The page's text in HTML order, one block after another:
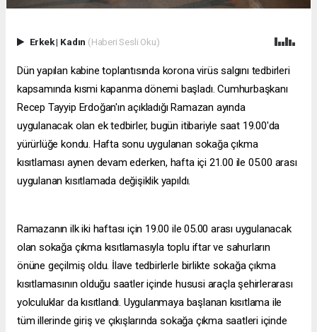
Erkek| Kadın (Haberi Sesli Oku)
Dün yapılan kabine toplantısında korona virüs salgını tedbirleri
kapsamında kısmi kapanma dönemi başladı. Cumhurbaşkanı
Recep Tayyip Erdoğan'ın açıkladığı Ramazan ayında
uygulanacak olan ek tedbirler, bugün itibariyle saat 19.00'da
yürürlüğe kondu. Hafta sonu uygulanan sokağa çıkma
kısıtlaması aynen devam ederken, hafta içi 21.00 ile 05.00 arası
uygulanan kısıtlamada değişiklik yapıldı.
Ramazanın ilk iki haftası için 19.00 ile 05.00 arası uygulanacak
olan sokağa çıkma kısıtlamasıyla toplu iftar ve sahurların
önüne geçilmiş oldu. İlave tedbirlerle birlikte sokağa çıkma
kısıtlamasının olduğu saatler içinde hususi araçla şehirlerarası
yolculuklar da kısıtlandı. Uygulanmaya başlanan kısıtlama ile
tüm illerinde giriş ve çıkışlarında sokağa çıkma saatleri içinde